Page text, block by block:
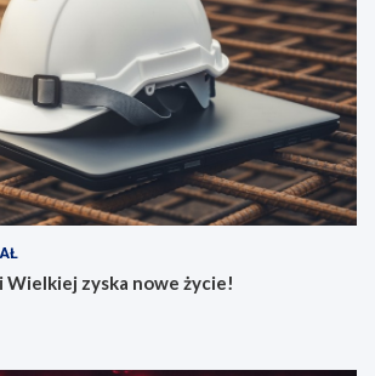
Wielkiej zyska nowe życie!